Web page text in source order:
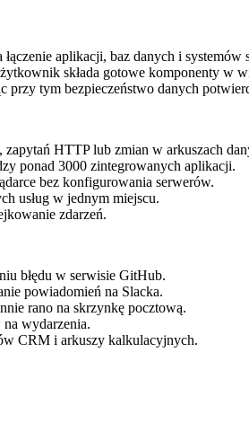
aplikacji, baz danych i
składa gotowe komponenty w
przy tym bezpieczeństwo danych
HTTP lub zmian w arkuszach
ponad 3000 zintegrowanych aplikacji.
bez konfigurowania serwerów.
usług w jednym miejscu.
zdarzeń.
błędu w serwisie GitHub.
powiadomień na Slacka.
rano na skrzynkę pocztową.
wydarzenia.
CRM i arkuszy kalkulacyjnych.